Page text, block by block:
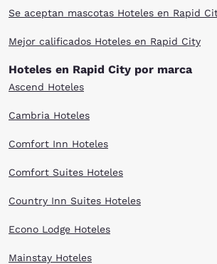
Se aceptan mascotas Hoteles en Rapid
Mejor calificados Hoteles en Rapid City
Hoteles en Rapid City por marca
Ascend Hoteles
Cambria Hoteles
Comfort Inn Hoteles
Comfort Suites Hoteles
Country Inn Suites Hoteles
Econo Lodge Hoteles
Mainstay Hoteles